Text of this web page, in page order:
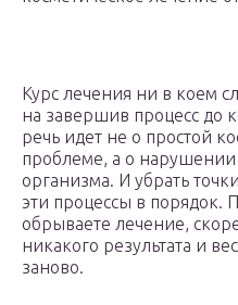
Курс лечения ни в коем
на завершив процесс до
речь идет не о простой
проблеме, а о нарушении
организма. И убрать
эти процессы в порядок.
обрываете лечение,
никакого результата и
заново.